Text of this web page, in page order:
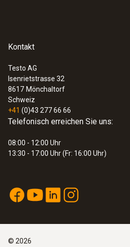
:0563 0885 X4
testo 885 -
Kontakt
Testo AG
Isenrietstrasse 32
8617 Mönchaltorf
Schweiz
+41 (0)43 277 66 66
Telefonisch erreichen Sie uns:
08:00 - 12:00 Uhr
13:30 - 17:00 Uhr (Fr: 16:00 Uhr)
© 2026